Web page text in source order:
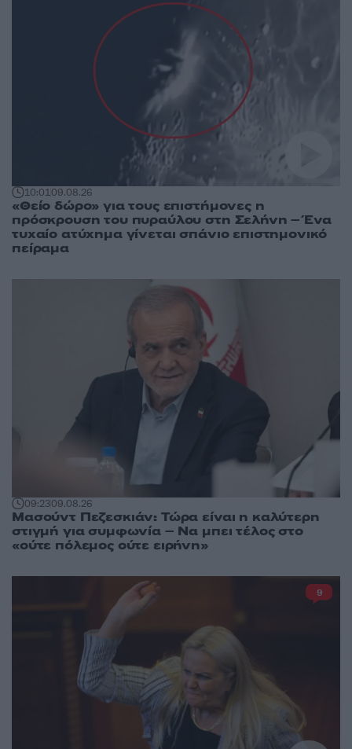
10:0109.08.26
«Θείο δώρο» για τους επιστήμονες η
πρόσκρουση του πυραύλου στη Σελήνη – Ένα
τυχαίο ατύχημα γίνεται σπάνιο επιστημονικό
πείραμα
09:2309.08.26
Μασούντ Πεζεσκιάν: Τώρα είναι η καλύτερη
στιγμή για συμφωνία – Να μπει τέλος στο
«ούτε πόλεμος ούτε ειρήνη»
9